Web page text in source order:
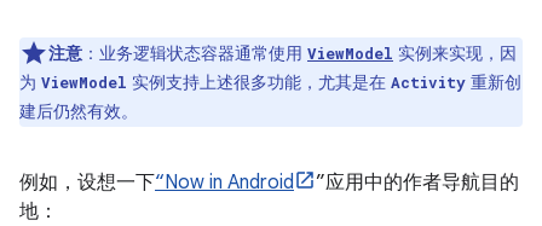
注意 ：业务逻辑状态容器通常使用 ViewModel 实例来实现，因
为 ViewModel 实例支持上述很多功能，尤其是在 Activity 重新创
建后仍然有效。
例如，设想一下“Now in Android
”应用中的作者导航目的
地：